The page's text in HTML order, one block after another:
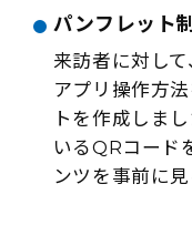
パンフレット
来訪者に対し
アプリ操作方
トを作成しま
いるQRコード
ンツを事前に見